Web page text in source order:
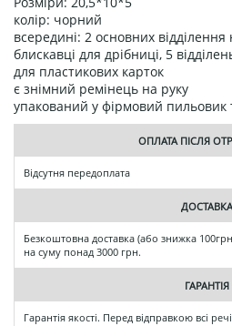
колір: чорний
всередині: 2 основних
блискавці для дрібниці, 5
для пластикових карток
є знімний ремінець на руку
упакований у фірмовий пильовик
ОПЛАТА ПІСЛЯ
Відсутня передоплата
Безкоштовна доставка (або знижка
на суму понад 3000 грн.
ГАРАНТІЯ
Гарантія якості. Перед відправкою всі